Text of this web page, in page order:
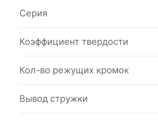
Серия
Коэффициент твердости
Кол-во режущих кромок
Вывод стружки